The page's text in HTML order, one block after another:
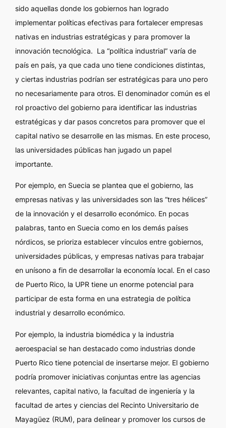
sido aquellas donde los gobiernos han logrado
implementar políticas efectivas para fortalecer empresas
nativas en industrias estratégicas y para promover la
innovación tecnológica. La “política industrial” varía de
país en país, ya que cada uno tiene condiciones distintas,
y ciertas industrias podrían ser estratégicas para uno pero
no necesariamente para otros. El denominador común es el
rol proactivo del gobierno para identificar las industrias
estratégicas y dar pasos concretos para promover que el
capital nativo se desarrolle en las mismas. En este proceso,
las universidades públicas han jugado un papel
importante.
Por ejemplo, en Suecia se plantea que el gobierno, las
empresas nativas y las universidades son las “tres hélices”
de la innovación y el desarrollo económico. En pocas
palabras, tanto en Suecia como en los demás países
nórdicos, se prioriza establecer vínculos entre gobiernos,
universidades públicas, y empresas nativas para trabajar
en unísono a fin de desarrollar la economía local. En el caso
de Puerto Rico, la UPR tiene un enorme potencial para
participar de esta forma en una estrategia de política
industrial y desarrollo económico.
Por ejemplo, la industria biomédica y la industria
aeroespacial se han destacado como industrias donde
Puerto Rico tiene potencial de insertarse mejor. El gobierno
podría promover iniciativas conjuntas entre las agencias
relevantes, capital nativo, la facultad de ingeniería y la
facultad de artes y ciencias del Recinto Universitario de
Mayagüez (RUM), para delinear y promover los cursos de